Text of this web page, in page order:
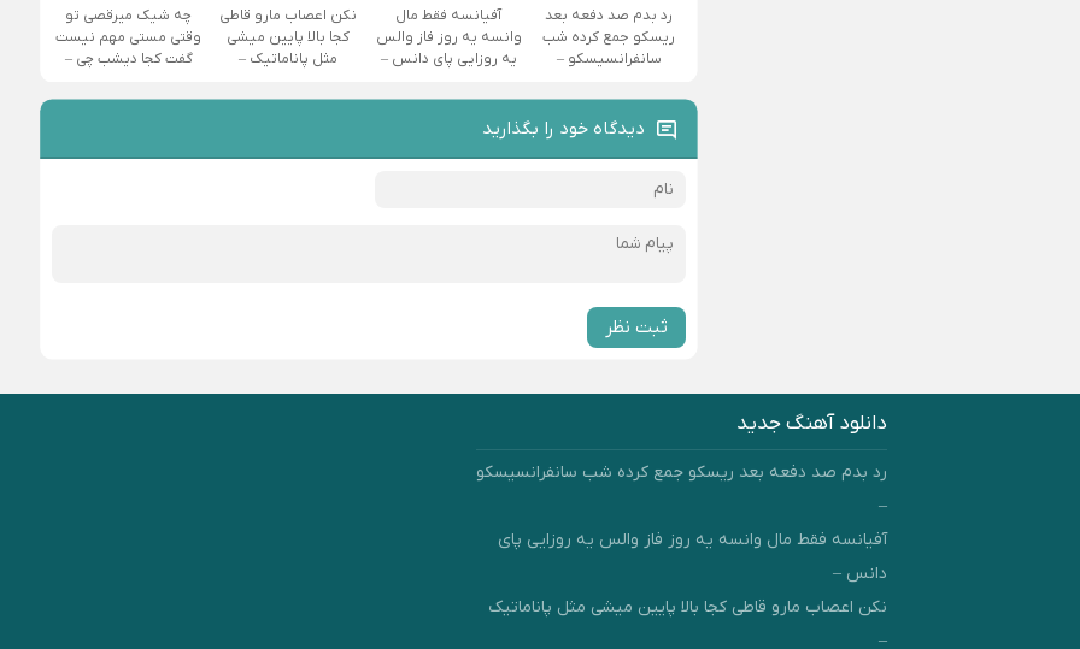
رد بدم صد دفعه بعد
ریسکو جمع کرده شب
سانفرانسیسکو –
آفیانسه فقط مال
وانسه یه روز فاز والس
یه روزایی پای دانس –
نکن اعصاب مارو قاطی
کجا بالا پایین میشی
مثل پاناماتیک –
چه شیک میرقصی تو
وقتی مستی مهم نیست
گفت کجا دیشب چی –
دیدگاه خود را بگذارید
ثبت نظر
دانلود آهنگ جدید
رد بدم صد دفعه بعد ریسکو جمع کرده شب سانفرانسیسکو
–
آفیانسه فقط مال وانسه یه روز فاز والس یه روزایی پای
دانس –
نکن اعصاب مارو قاطی کجا بالا پایین میشی مثل پاناماتیک
–